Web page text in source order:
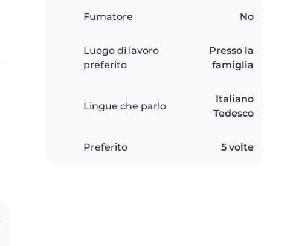
Fumatore No
Luogo di lavoro
preferito
Presso la
famiglia
Lingue che parlo
Italiano
Tedesco
Preferito 5 volte